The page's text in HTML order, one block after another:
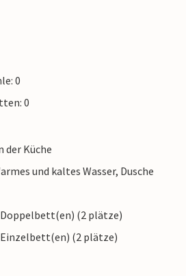
0
0
der Küche
und kaltes Wasser, Dusche
(2 plätze)
(2 plätze)